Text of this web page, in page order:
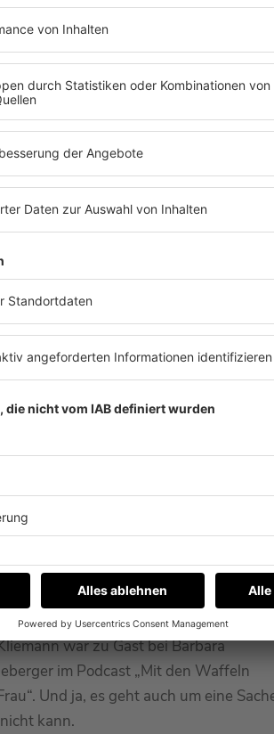
Barbara
einer Frau
KANN FYNN KLIEMANN
NICHT?
war zu Gast bei Barbara
im Podcast „Mit den Waffeln
Und ja, es geht auch um eine
kann.